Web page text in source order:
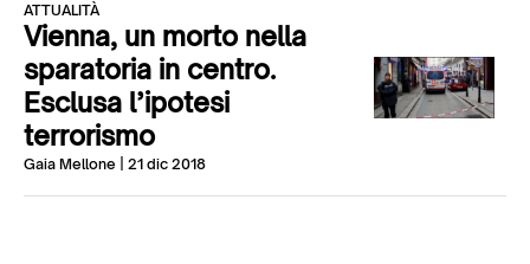
ATTUALITÀ
Vienna, un morto nella
sparatoria in centro.
Esclusa l’ipotesi
terrorismo
Gaia Mellone | 21 dic 2018